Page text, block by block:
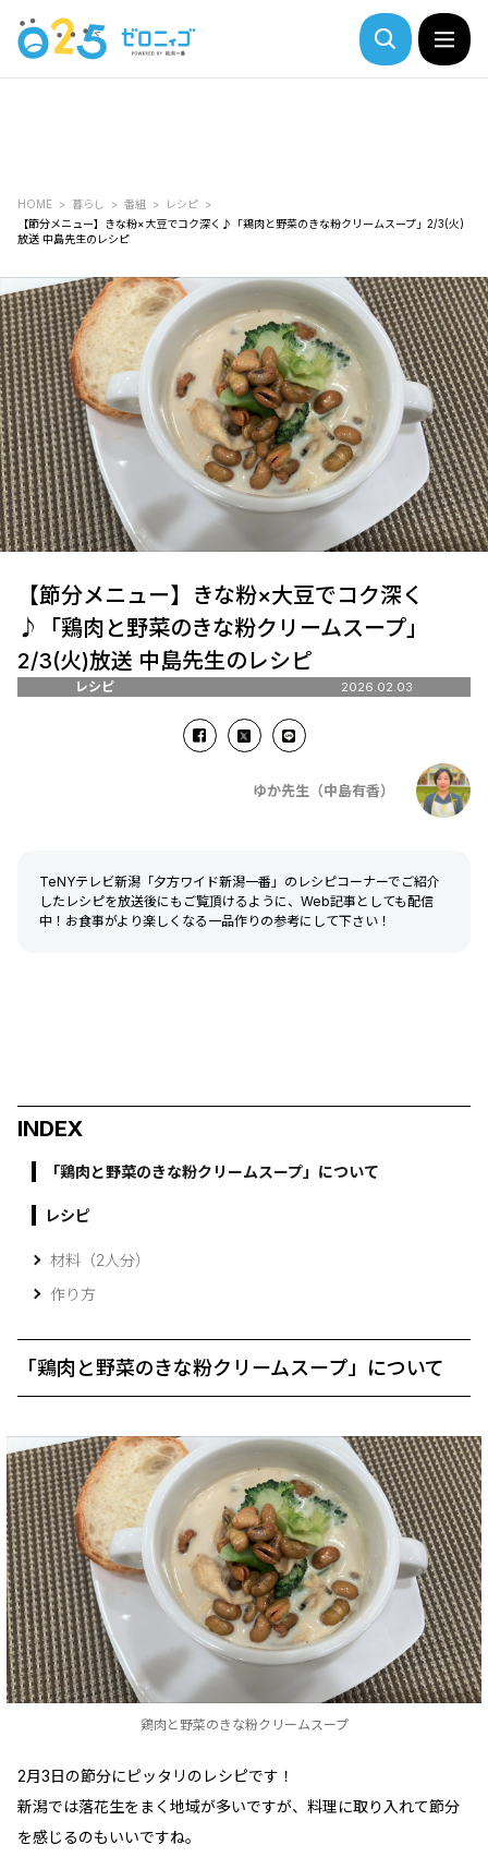
HOME 暮らし 番組
レシピ
【節分メニュー】きな粉×大豆でコク深く♪「鶏肉と野菜のきな粉クリームスープ」2/3(火)
放送 中島先生のレシピ
【節分メニュー】きな粉×大豆でコク深く
♪「鶏肉と野菜のきな粉クリームスープ」
2/3(火)放送 中島先生のレシピ
レシピ 2026.02.03
ゆか先生（中島有香）
TeNYテレビ新潟「夕方ワイド新潟一番」のレシピコーナーでご紹介
したレシピを放送後にもご覧頂けるように、Web記事としても配信
中！お食事がより楽しくなる一品作りの参考にして下さい！
INDEX
「鶏肉と野菜のきな粉クリームスープ」について
レシピ
材料（2人分）
作り方
「鶏肉と野菜のきな粉クリームスープ」について
鶏肉と野菜のきな粉クリームスープ
2月3日の節分にピッタリのレシピです！
新潟では落花生をまく地域が多いですが、料理に取り入れて節分
を感じるのもいいですね。